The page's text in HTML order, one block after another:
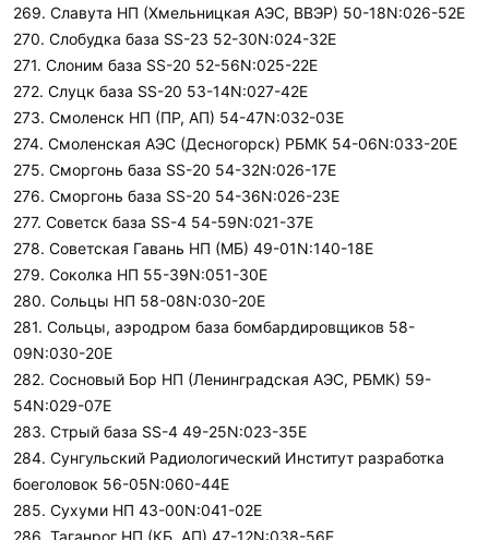
269. Славута НП (Хмельницкая АЭС, ВВЭР) 50-18N:026-52E
270. Слобудка база SS-23 52-30N:024-32E
271. Слоним база SS-20 52-56N:025-22E
272. Слуцк база SS-20 53-14N:027-42E
273. Смоленск НП (ПР, АП) 54-47N:032-03E
274. Смоленская АЭС (Десногорск) РБМК 54-06N:033-20E
275. Сморгонь база SS-20 54-32N:026-17E
276. Сморгонь база SS-20 54-36N:026-23E
277. Советск база SS-4 54-59N:021-37E
278. Советская Гавань НП (МБ) 49-01N:140-18E
279. Соколка НП 55-39N:051-30E
280. Сольцы НП 58-08N:030-20E
281. Сольцы, аэродром база бомбардировщиков 58-
09N:030-20E
282. Сосновый Бор НП (Ленинградская АЭС, РБМК) 59-
54N:029-07E
283. Стрый база SS-4 49-25N:023-35E
284. Сунгульский Радиологический Институт разработка
боеголовок 56-05N:060-44E
285. Сухуми НП 43-00N:041-02E
286. Таганрог НП (КБ, АП) 47-12N:038-56E